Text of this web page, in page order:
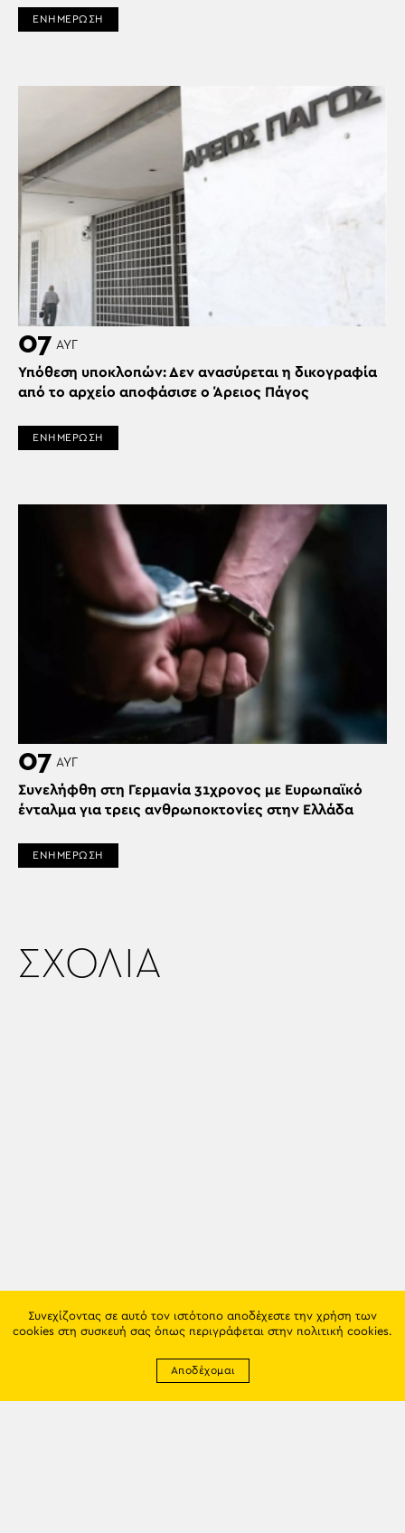
ΕΝΗΜΕΡΩΣΗ
07 ΑΥΓ
Υπόθεση υποκλοπών: Δεν ανασύρεται η δικογραφία
από το αρχείο αποφάσισε ο Άρειος Πάγος
ΕΝΗΜΕΡΩΣΗ
07 ΑΥΓ
Συνελήφθη στη Γερμανία 31χρονος με Ευρωπαϊκό
ένταλμα για τρεις ανθρωποκτονίες στην Ελλάδα
ΕΝΗΜΕΡΩΣΗ
ΣΧΟΛΙΑ
Συνεχίζοντας σε αυτό τον ιστότοπο αποδέχεστε την χρήση των
cookies στη συσκευή σας όπως περιγράφεται στην πολιτική cookies.
Αποδέχομαι